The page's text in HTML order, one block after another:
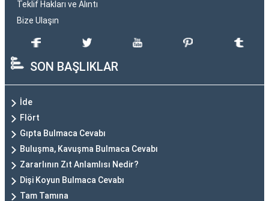
Teklif Hakları ve Alıntı
Bize Ulaşın
SON BAŞLIKLAR
İde
Flört
Gıpta Bulmaca Cevabı
Buluşma, Kavuşma Bulmaca Cevabı
Zararlının Zıt Anlamlısı Nedir?
Dişi Koyun Bulmaca Cevabı
Tam Tamına